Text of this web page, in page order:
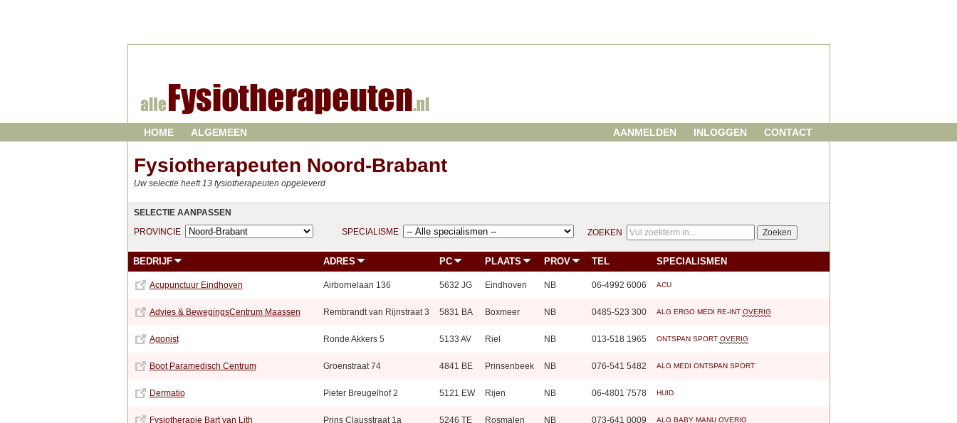
HOME ALGEMEEN AANMELDEN INLOGGEN CONTACT
Fysiotherapeuten Noord-Brabant
Uw selectie heeft 13 fysiotherapeuten opgeleverd
SELECTIE AANPASSEN
PROVINCIE
SPECIALISME ZOEKEN
BEDRIJF ADRES PC PLAATS PROV TEL SPECIALISMEN
Acupunctuur Eindhoven Airbornelaan 136 5632 JG Eindhoven NB 06-4992 6006 ACU
Advies & BewegingsCentrum Maassen Rembrandt van Rijnstraat 3 5831 BA Boxmeer NB 0485-523 300 ALG ERGO MEDI RE-INT OVERIG
Agonist Ronde Akkers 5 5133 AV Riel NB 013-518 1965 ONTSPAN SPORT OVERIG
Boot Paramedisch Centrum Groenstraat 74 4841 BE Prinsenbeek NB 076-541 5482 ALG MEDI ONTSPAN SPORT
Dermatio Pieter Breugelhof 2 5121 EW Rijen NB 06-4801 7578 HUID
Fysiotherapie Bart van Lith Prins Clausstraat 1a 5246 TE Rosmalen NB 073-641 0009 ALG BABY MANU OVERIG